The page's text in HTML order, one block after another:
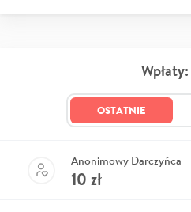
Wpłaty:
OSTATNIE
Anonimowy Darczyńca
10 zł